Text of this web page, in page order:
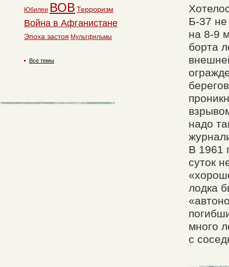
Б-37 не
на 8-9
борта
надо
В 1961
суток
лодка
много
с
Юбилеи ВОВ Терроризм
Война в Афганистане
Эпоха застоя Мультфильмы
Все темы